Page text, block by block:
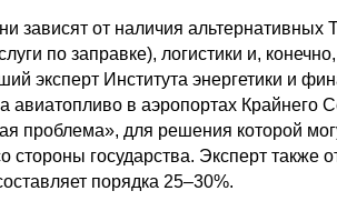
зависят от наличия альтернативных
по заправке), логистики и,
эксперт Института энергетики и
авиатопливо в аэропортах Крайнего
проблема», для решения которой
государства. Эксперт также
порядка 25–30%.